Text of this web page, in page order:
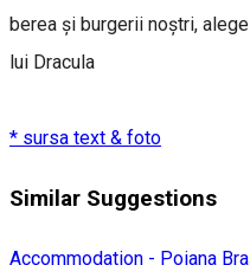
berea și burgerii noștri,
lui Dracula
* sursa text & foto
Similar Suggestions
Accommodation - Poiana